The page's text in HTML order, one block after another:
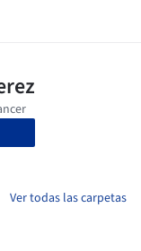
Ver todas las carpetas